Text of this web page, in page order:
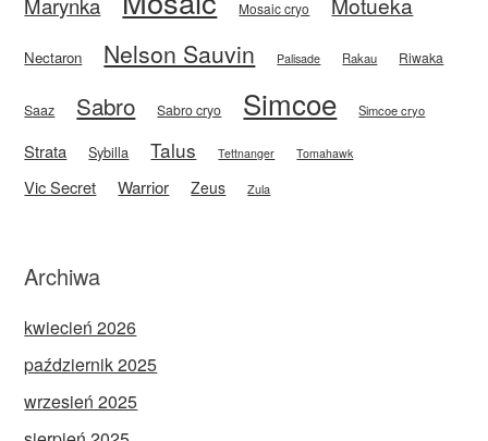
Mosaic cryo
Nectaron Nelson Sauvin Palisade Rakau Riwaka
Saaz Sabro Sabro cryo Simcoe Simcoe cryo
Strata Sybilla Talus Tettnanger Tomahawk
Vic Secret Warrior Zeus Zula
Archiwa
kwiecień 2026
październik 2025
wrzesień 2025